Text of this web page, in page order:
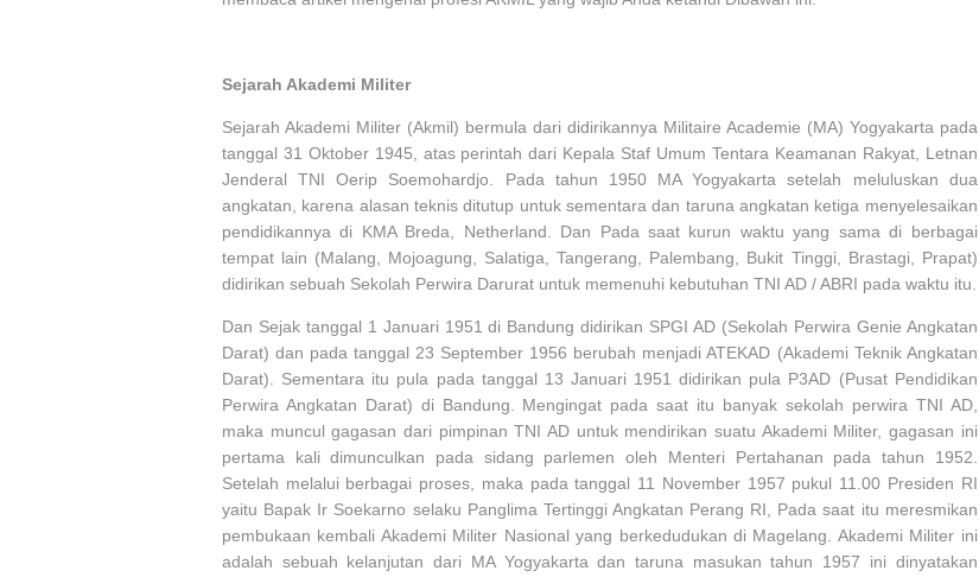
Sejarah Akademi Militer
Sejarah Akademi Militer (Akmil) bermula dari didirikannya Militaire Academie (MA) Yogyakarta pada
tanggal 31 Oktober 1945, atas perintah dari Kepala Staf Umum Tentara Keamanan Rakyat, Letnan
Jenderal TNI Oerip Soemohardjo. Pada tahun 1950 MA Yogyakarta setelah meluluskan dua
angkatan, karena alasan teknis ditutup untuk sementara dan taruna angkatan ketiga menyelesaikan
pendidikannya di KMA Breda, Netherland. Dan Pada saat kurun waktu yang sama di berbagai
tempat lain (Malang, Mojoagung, Salatiga, Tangerang, Palembang, Bukit Tinggi, Brastagi, Prapat)
didirikan sebuah Sekolah Perwira Darurat untuk memenuhi kebutuhan TNI AD / ABRI pada waktu itu.
Dan Sejak tanggal 1 Januari 1951 di Bandung didirikan SPGI AD (Sekolah Perwira Genie Angkatan
Darat) dan pada tanggal 23 September 1956 berubah menjadi ATEKAD (Akademi Teknik Angkatan
Darat). Sementara itu pula pada tanggal 13 Januari 1951 didirikan pula P3AD (Pusat Pendidikan
Perwira Angkatan Darat) di Bandung. Mengingat pada saat itu banyak sekolah perwira TNI AD,
maka muncul gagasan dari pimpinan TNI AD untuk mendirikan suatu Akademi Militer, gagasan ini
pertama kali dimunculkan pada sidang parlemen oleh Menteri Pertahanan pada tahun 1952.
Setelah melalui berbagai proses, maka pada tanggal 11 November 1957 pukul 11.00 Presiden RI
yaitu Bapak Ir Soekarno selaku Panglima Tertinggi Angkatan Perang RI, Pada saat itu meresmikan
pembukaan kembali Akademi Militer Nasional yang berkedudukan di Magelang. Akademi Militer ini
adalah sebuah kelanjutan dari MA Yogyakarta dan taruna masukan tahun 1957 ini dinyatakan